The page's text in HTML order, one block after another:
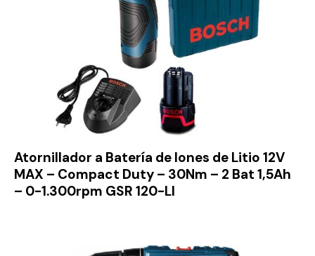
Atornillador a Batería de Iones de Litio 12V
MAX – Compact Duty – 30Nm – 2 Bat 1,5Ah
– 0-1.300rpm GSR 120-LI